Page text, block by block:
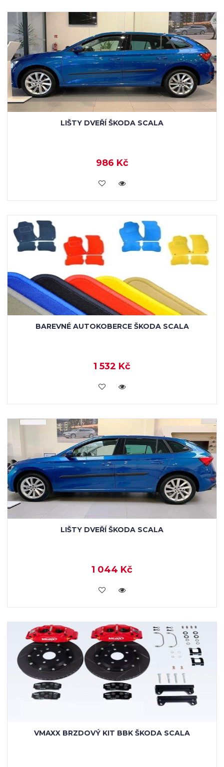
LIŠTY DVEŘÍ ŠKODA SCALA
986 Kč
KOUPIT
BAREVNÉ AUTOKOBERCE ŠKODA SCALA
1 532 Kč
KOUPIT
LIŠTY DVEŘÍ ŠKODA SCALA
1 044 Kč
KOUPIT
VMAXX BRZDOVÝ KIT BBK ŠKODA SCALA